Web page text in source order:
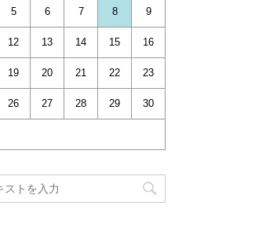
5 6 7 8 9
12 13 14 15 16
19 20 21 22 23
26 27 28 29 30